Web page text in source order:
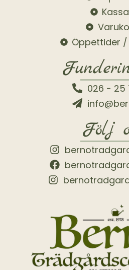
Öppettider /
026 - 25
Följ